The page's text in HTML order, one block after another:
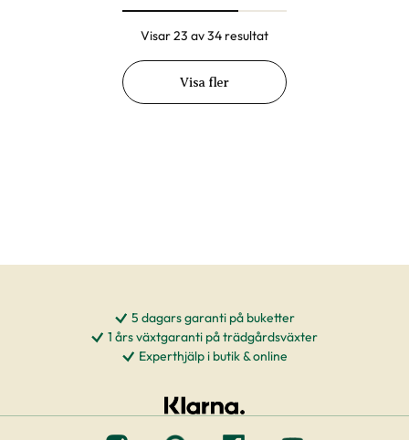
Visar 23 av 34 resultat
Visa fler
5 dagars garanti på buketter
1 års växtgaranti på trädgårdsväxter
Experthjälp i butik & online